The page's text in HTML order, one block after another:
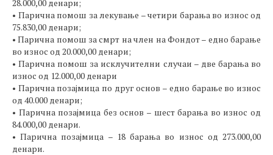
28.000,00 денари;
• Парична помош за лекување – четири барања во износ од
75.830,00 денари;
• Парична помош за смрт на член на Фондот – едно барање
во износ од 20.000,00 денари;
• Парична помош за исклучителни случаи – две барања во
износ од 12.000,00 денари
• Парична позајмица по друг основ – едно барање во износ
од 40.000 денари;
• Парична позајмица без основ – шест барања во износ од
84.000,00 денари.
• Парична позајмица – 18 барања во износ од 273.000,00
денари.